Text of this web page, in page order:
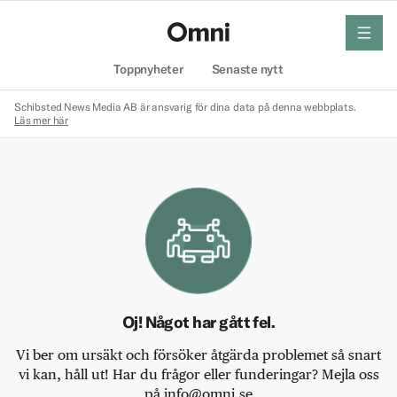
Toppnyheter Senaste nytt
meny
Schibsted News Media AB är ansvarig för dina data på denna webbplats.
Läs mer här
Oj! Något har gått fel.
Vi ber om ursäkt och försöker åtgärda problemet så snart
vi kan, håll ut! Har du frågor eller funderingar? Mejla oss